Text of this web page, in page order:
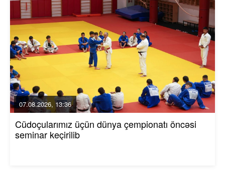
07.08.2026, 13:36
Cüdoçularımız üçün dünya çempionatı öncəsi
seminar keçirilib